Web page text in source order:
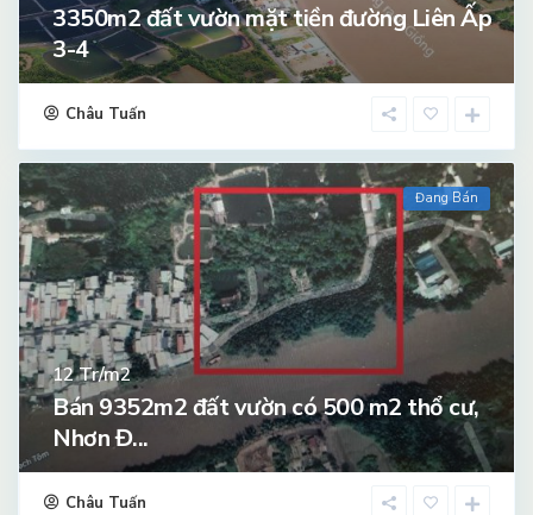
3350m2 đất vườn mặt tiền đường Liên Ấp
3-4
Châu Tuấn
Đang Bán
12Tr/m2
Bán 9352m2 đất vườn có 500 m2 thổ cư,
Nhơn Đ...
Châu Tuấn